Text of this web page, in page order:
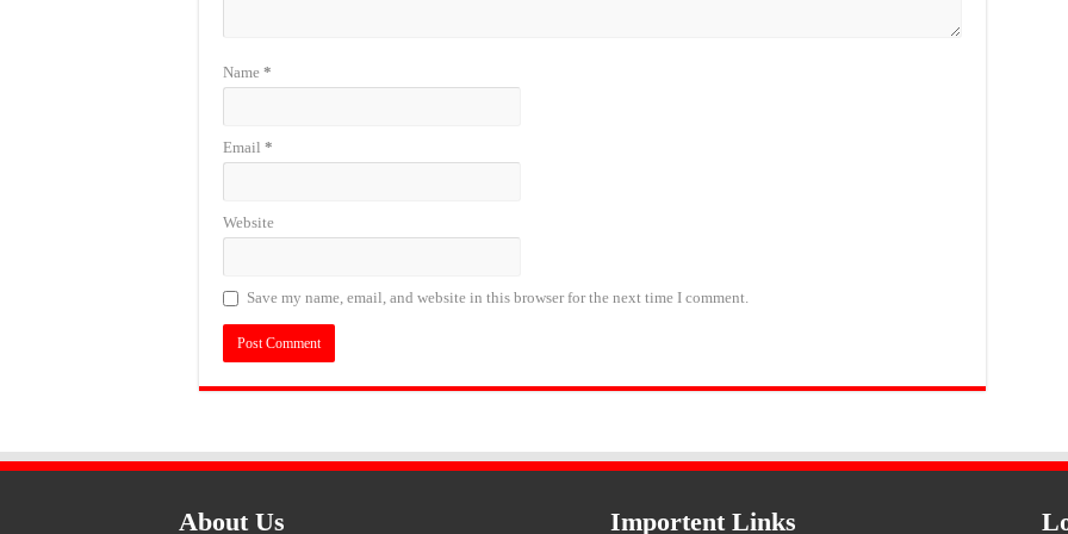
Name *
Email *
Website
Save my name, email, and website in this browser for the next time I comment.
About Us Importent Links